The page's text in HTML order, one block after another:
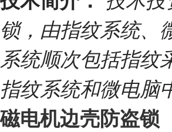
锁，由指纹系统、
系统顺次包括指纹
指纹系统和微电
磁电机边壳防盗锁